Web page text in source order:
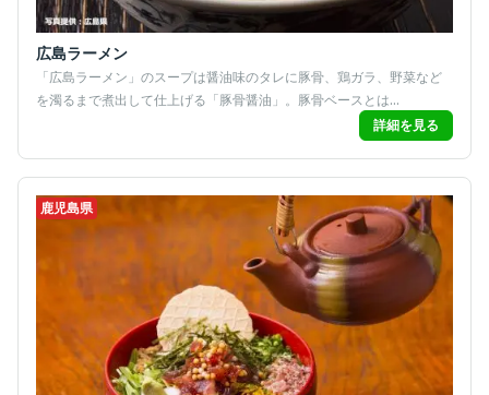
広島ラーメン
「広島ラーメン」のスープは醤油味のタレに豚骨、鶏ガラ、野菜など
を濁るまで煮出して仕上げる「豚骨醤油」。豚骨ベースとは...
詳細を見る
鹿児島県